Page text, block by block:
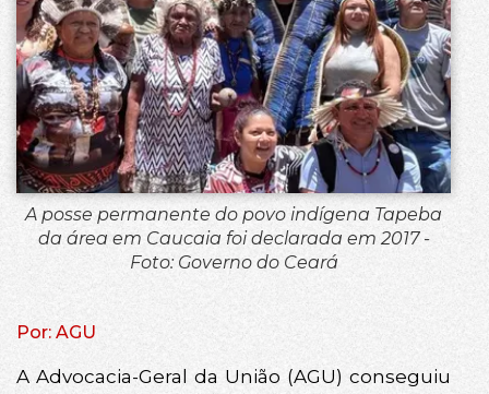
A posse permanente do povo indígena Tapeba
da área em Caucaia foi declarada em 2017 -
Foto: Governo do Ceará
Por: AGU
A Advocacia-Geral da União (AGU) conseguiu